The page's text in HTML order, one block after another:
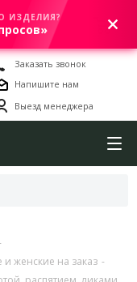
0
Заказать звонок
Напишите нам
Выезд менеджера
женские на заказ -
ИЗДЕЛИЯ?